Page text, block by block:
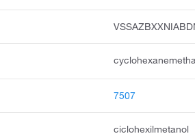
7507
ciclohexilmetanol